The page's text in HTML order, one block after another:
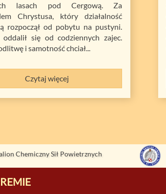
lasach pod Cergową. Za
Chrystusa, który działalność
rozpoczął od pobytu na pustyni.
oddalił się od codziennych zajec.
i samotność chciał...
Czytaj więcej
Chemiczny Sił Powietrznych